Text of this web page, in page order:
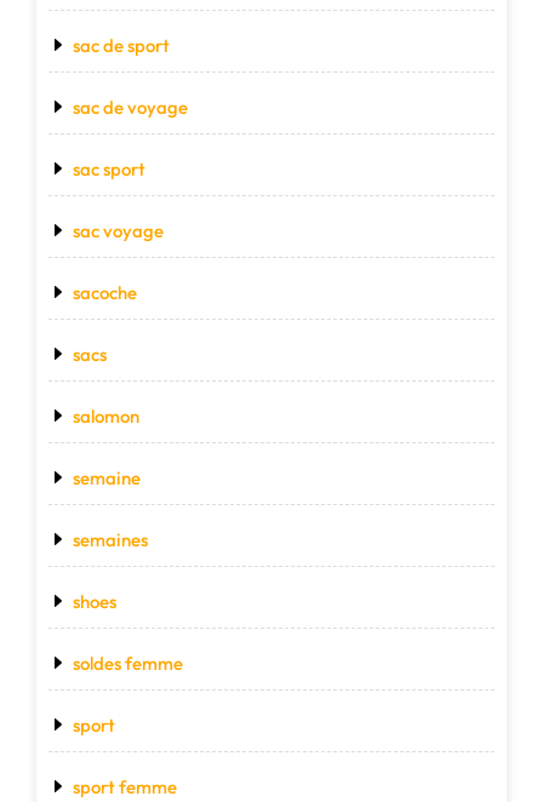
sac de sport
sac de voyage
sac sport
sac voyage
sacoche
sacs
salomon
semaine
semaines
shoes
soldes femme
sport
sport femme